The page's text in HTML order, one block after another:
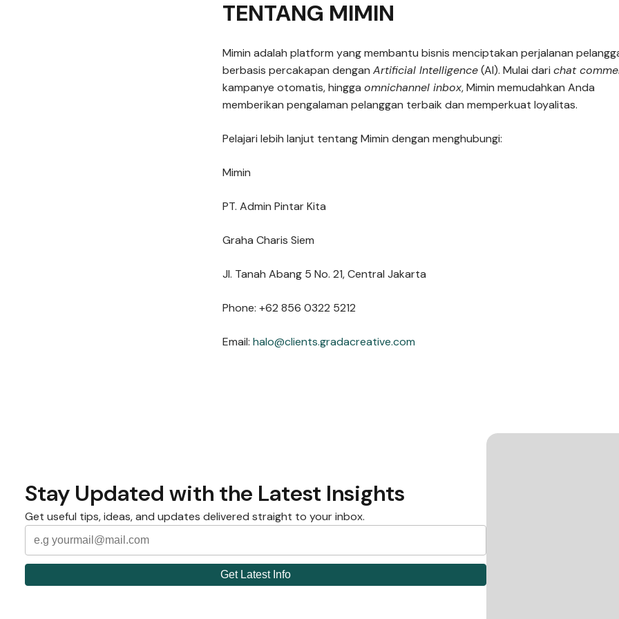
TENTANG MIMIN
Mimin adalah platform yang membantu bisnis menciptakan perjalanan
berbasis percakapan dengan Artificial Intelligence(AI). Mulai dari chat
kampanye otomatis, hingga omnichannel inbox, Mimin memudahkan Anda
memberikan pengalaman pelanggan terbaik dan memperkuat loyalitas.
Pelajari lebih lanjut tentang Mimin dengan menghubungi:
Mimin
PT. Admin Pintar Kita
Graha Charis Siem
Jl. Tanah Abang 5 No. 21, Central Jakarta
Phone: +62 856 0322 5212
Email: halo@clients.gradacreative.com
Stay Updated with the Latest Insights
Get useful tips, ideas, and updates delivered straight to your inbox.